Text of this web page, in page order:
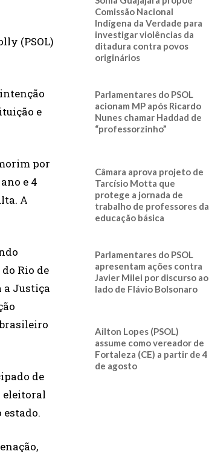
(PSOL)
e
por
e 4
A
Rio de
a Justiça
de
eleitoral
Comissão Nacional
Indígena da Verdade para
investigar violências da
ditadura contra povos
originários
Parlamentares do PSOL
acionam MP após Ricardo
Nunes chamar Haddad de
“professorzinho”
Câmara aprova projeto de
Tarcísio Motta que
protege a jornada de
trabalho de professores da
educação básica
Parlamentares do PSOL
apresentam ações contra
Javier Milei por discurso ao
lado de Flávio Bolsonaro
Ailton Lopes (PSOL)
assume como vereador de
Fortaleza (CE) a partir de 4
de agosto